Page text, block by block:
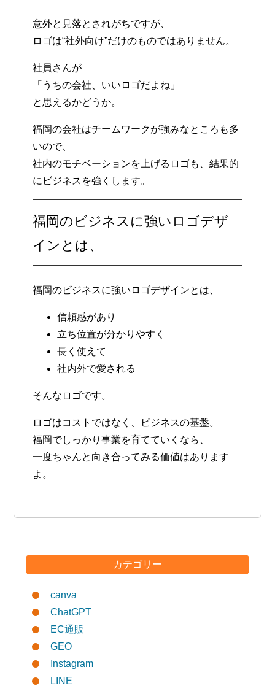
意外と見落とされがちですが、
ロゴは“社外向け”だけのものではありません。
社員さんが
「うちの会社、いいロゴだよね」
と思えるかどうか。
福岡の会社はチームワークが強みなところも多
いので、
社内のモチベーションを上げるロゴも、結果的
にビジネスを強くします。
福岡のビジネスに強いロゴデザ
インとは、
福岡のビジネスに強いロゴデザインとは、
信頼感があり
立ち位置が分かりやすく
長く使えて
社内外で愛される
そんなロゴです。
ロゴはコストではなく、 ビジネスの基盤。
福岡でしっかり事業を育てていくなら、
一度ちゃんと向き合ってみる価値はあります
よ。
カテゴリー
canva
ChatGPT
EC通販
GEO
Instagram
LINE